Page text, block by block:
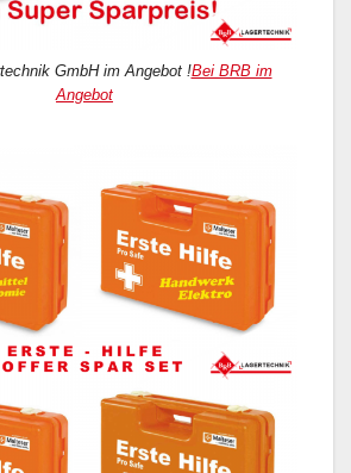
GmbH im Angebot !Bei BRB im
Angebot